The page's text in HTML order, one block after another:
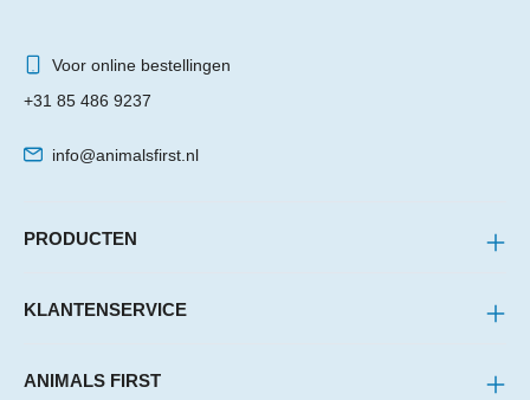
Voor online bestellingen
+31 85 486 9237
info@animalsfirst.nl
PRODUCTEN
KLANTENSERVICE
ANIMALS FIRST